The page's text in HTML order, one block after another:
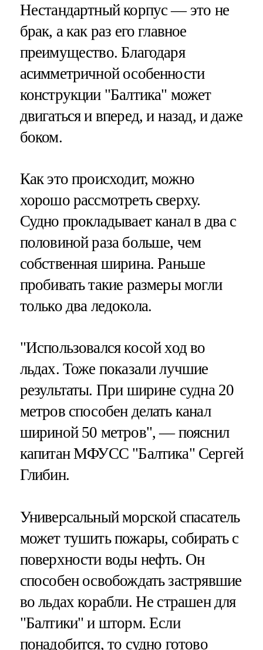
Нестандартный корпус — это не
брак, а как раз его главное
преимущество. Благодаря
асимметричной особенности
конструкции "Балтика" может
двигаться и вперед, и назад, и даже
боком.
Как это происходит, можно
хорошо рассмотреть сверху.
Судно прокладывает канал в два с
половиной раза больше, чем
собственная ширина. Раньше
пробивать такие размеры могли
только два ледокола.
"Использовался косой ход во
льдах. Тоже показали лучшие
результаты. При ширине судна 20
метров способен делать канал
шириной 50 метров", — пояснил
капитан МФУСС "Балтика" Сергей
Глибин.
Универсальный морской спасатель
может тушить пожары, собирать с
поверхности воды нефть. Он
способен освобождать застрявшие
во льдах корабли. Не страшен для
"Балтики" и шторм. Если
понадобится, то судно готово